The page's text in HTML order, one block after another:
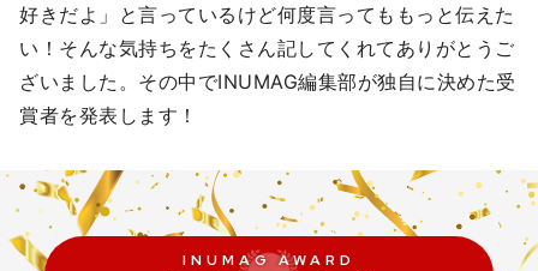
好きだよ」と言っているけど何度言ってももっと伝えた
い！そんな気持ちをたくさん記してくれてありがとうご
ざいました。その中でINUMAG編集部が独自に決めた受
賞者を発表します！